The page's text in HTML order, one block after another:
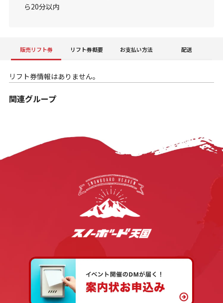
ら20分以内
販売リフト券 リフト券概要 お支払い方法 配送
リフト券情報はありません。
関連グループ